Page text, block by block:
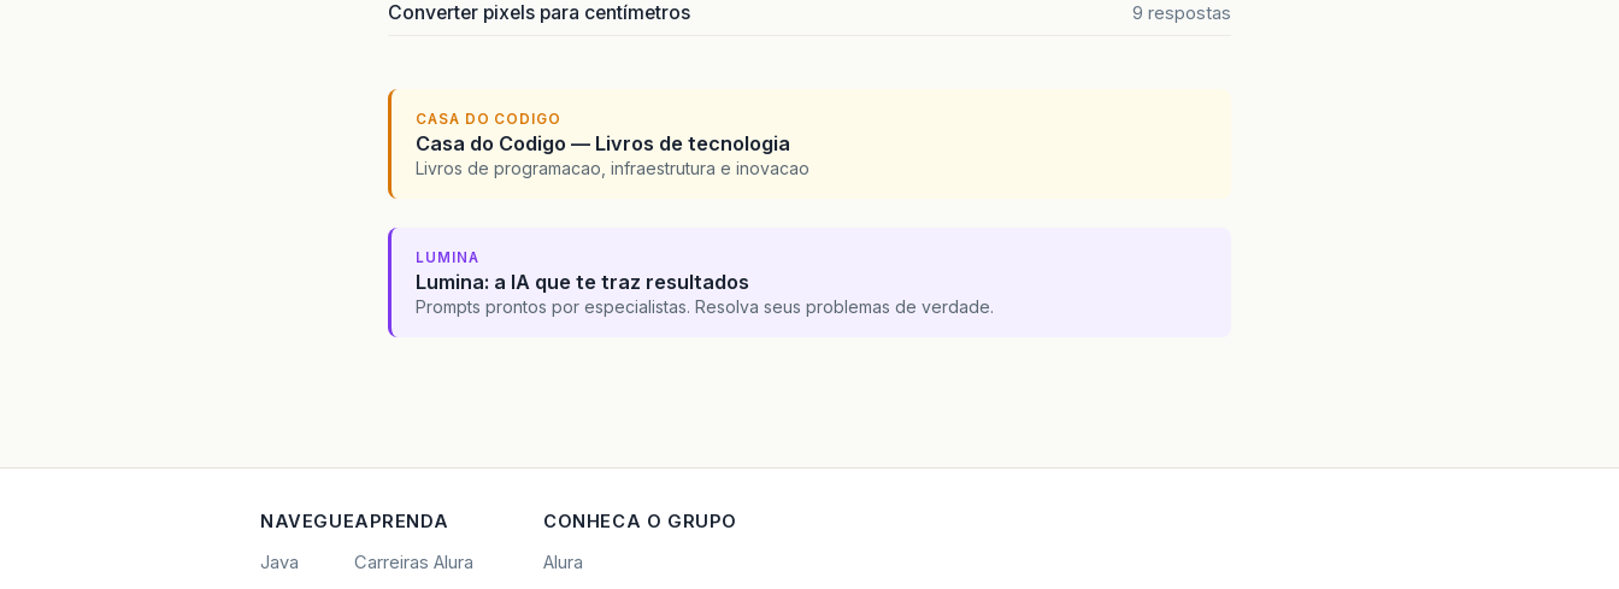
Converter pixels para centímetros 9 respostas
CASA DO CODIGO
Casa do Codigo — Livros de tecnologia
Livros de programacao, infraestrutura e inovacao
LUMINA
Lumina: a IA que te traz resultados
Prompts prontos por especialistas. Resolva seus problemas de verdade.
NAVEGUE
Java
APRENDA
Carreiras Alura
CONHECA O GRUPO
Alura